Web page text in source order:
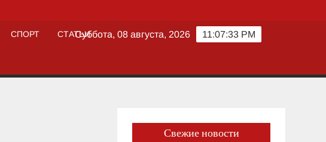
СПОРТ СТАТЬИ 11:07:33 PM
Суббота, 08 августа, 2026
Свежие новости